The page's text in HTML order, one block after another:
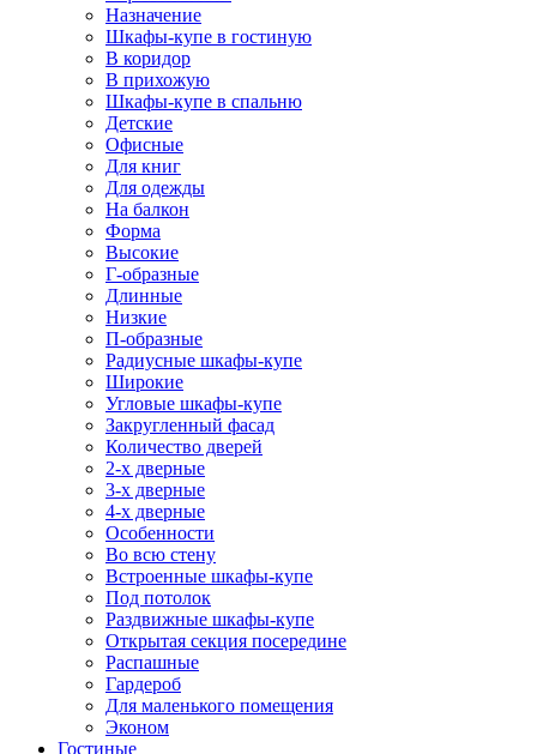
Назначение
Шкафы-купе в гостиную
В коридор
В прихожую
Шкафы-купе в спальню
Детские
Офисные
Для книг
Для одежды
На балкон
Форма
Высокие
Г-образные
Длинные
Низкие
П-образные
Радиусные шкафы-купе
Широкие
Угловые шкафы-купе
Закругленный фасад
Количество дверей
2-х дверные
3-х дверные
4-х дверные
Особенности
Во всю стену
Встроенные шкафы-купе
Под потолок
Раздвижные шкафы-купе
Открытая секция посередине
Распашные
Гардероб
Для маленького помещения
Эконом
Гостиные